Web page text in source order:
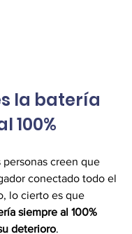
la batería
100%
creen que
conectado todo el
lo cierto es que
siempre al 100%
deterioro.